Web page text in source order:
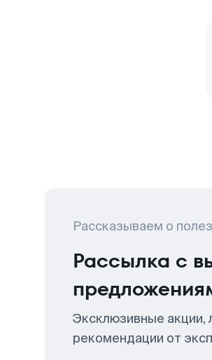
Рассказываем о
Рассылка с
Эксклюзивные акции,
рекомендации от